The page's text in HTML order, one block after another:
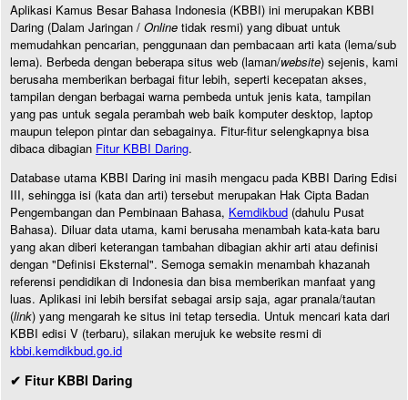
Aplikasi Kamus Besar Bahasa Indonesia (KBBI) ini merupakan KBBI
Daring (Dalam Jaringan / Online tidak resmi) yang dibuat untuk
memudahkan pencarian, penggunaan dan pembacaan arti kata (lema/sub
lema). Berbeda dengan beberapa situs web (laman/website) sejenis, kami
berusaha memberikan berbagai fitur lebih, seperti kecepatan akses,
tampilan dengan berbagai warna pembeda untuk jenis kata, tampilan
yang pas untuk segala perambah web baik komputer desktop, laptop
maupun telepon pintar dan sebagainya. Fitur-fitur selengkapnya bisa
dibaca dibagian Fitur KBBI Daring.
Database utama KBBI Daring ini masih mengacu pada KBBI Daring Edisi
III, sehingga isi (kata dan arti) tersebut merupakan Hak Cipta Badan
Pengembangan dan Pembinaan Bahasa, Kemdikbud (dahulu Pusat
Bahasa). Diluar data utama, kami berusaha menambah kata-kata baru
yang akan diberi keterangan tambahan dibagian akhir arti atau definisi
dengan "Definisi Eksternal". Semoga semakin menambah khazanah
referensi pendidikan di Indonesia dan bisa memberikan manfaat yang
luas. Aplikasi ini lebih bersifat sebagai arsip saja, agar pranala/tautan
(link) yang mengarah ke situs ini tetap tersedia. Untuk mencari kata dari
KBBI edisi V (terbaru), silakan merujuk ke website resmi di
kbbi.kemdikbud.go.id
✔ Fitur KBBI Daring